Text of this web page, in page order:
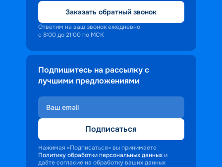
Заказать обратный звонок
Ответим на ваш звонок ежедневно
с 8:00 до 21:00 по МСК
Подпишитесь на рассылку с
лучшими предложениями
Подписаться
Нажимая «Подписаться» вы принимаете
Политику обработки персональных данных и
даёте согласие на обработку ваших данных